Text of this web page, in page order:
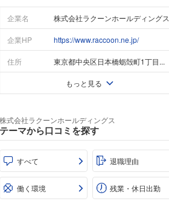
企業名 株式会社ラクーンホールディングス
企業HP https://www.raccoon.ne.jp/
住所 東京都中央区日本橋蛎殻町1丁目...
もっと見る
株式会社ラクーンホールディングス
テーマから口コミを探す
すべて 退職理由
働く環境 残業・休日出勤